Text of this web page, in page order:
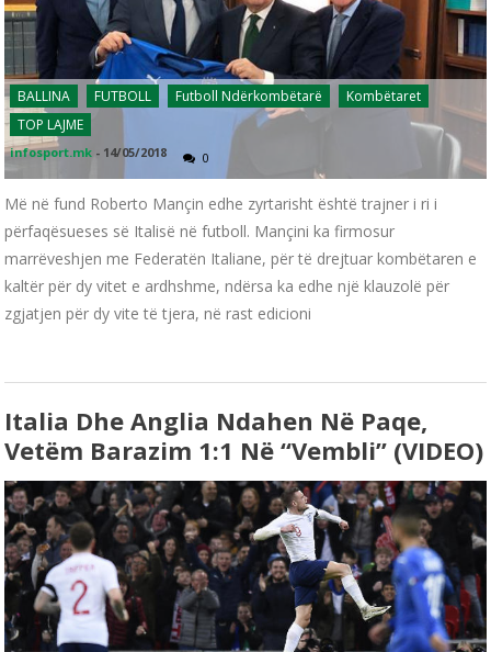
BALLINA FUTBOLL Futboll Ndërkombëtarë
Kombëtaret
TOP LAJME
infosport.mk - 14/05/2018 0
Më në fund Roberto Mançin edhe zyrtarisht është trajner i ri i
përfaqësueses së Italisë në futboll. Mançini ka firmosur
marrëveshjen me Federatën Italiane, për të drejtuar kombëtaren e
kaltër për dy vitet e ardhshme, ndërsa ka edhe një klauzolë për
zgjatjen për dy vite të tjera, në rast edicioni
Italia Dhe Anglia Ndahen Në Paqe,
Vetëm Barazim 1:1 Në “Vembli” (VIDEO)